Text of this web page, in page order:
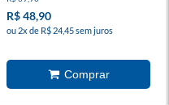
R$ 48,90
ou 2x de R$ 24,45 sem juros